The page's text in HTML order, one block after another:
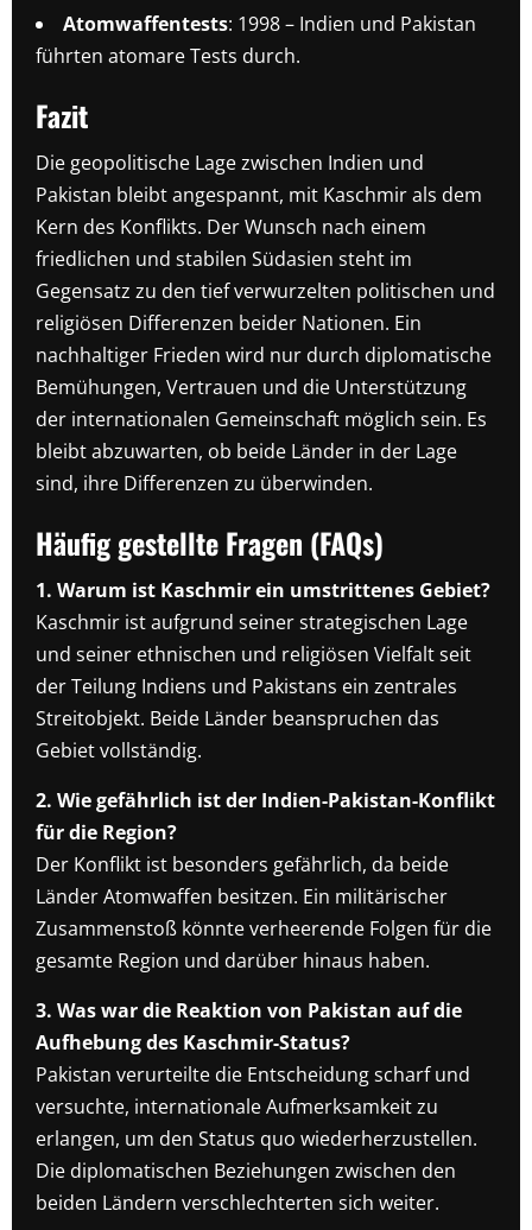
Atomwaffentests: 1998 – Indien und Pakistan
führten atomare Tests durch.
Fazit
Die geopolitische Lage zwischen Indien und
Pakistan bleibt angespannt, mit Kaschmir als dem
Kern des Konflikts. Der Wunsch nach einem
friedlichen und stabilen Südasien steht im
Gegensatz zu den tief verwurzelten politischen und
religiösen Differenzen beider Nationen. Ein
nachhaltiger Frieden wird nur durch diplomatische
Bemühungen, Vertrauen und die Unterstützung
der internationalen Gemeinschaft möglich sein. Es
bleibt abzuwarten, ob beide Länder in der Lage
sind, ihre Differenzen zu überwinden.
Häufig gestellte Fragen (FAQs)
1. Warum ist Kaschmir ein umstrittenes Gebiet?
Kaschmir ist aufgrund seiner strategischen Lage
und seiner ethnischen und religiösen Vielfalt seit
der Teilung Indiens und Pakistans ein zentrales
Streitobjekt. Beide Länder beanspruchen das
Gebiet vollständig.
2. Wie gefährlich ist der Indien-Pakistan-Konflikt
für die Region?
Der Konflikt ist besonders gefährlich, da beide
Länder Atomwaffen besitzen. Ein militärischer
Zusammenstoß könnte verheerende Folgen für die
gesamte Region und darüber hinaus haben.
3. Was war die Reaktion von Pakistan auf die
Aufhebung des Kaschmir-Status?
Pakistan verurteilte die Entscheidung scharf und
versuchte, internationale Aufmerksamkeit zu
erlangen, um den Status quo wiederherzustellen.
Die diplomatischen Beziehungen zwischen den
beiden Ländern verschlechterten sich weiter.